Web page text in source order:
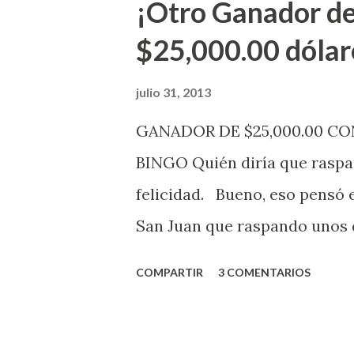
indicó López. Sobre el
mismo se continuará
jugadores podrán conocer
de la página electrónica de
¡Otro Ganador
$25,000.00
julio 31, 2013
GANADOR DE $25,000.00
BINGO Quién diría que
felicidad. Bueno, eso pensó
San Juan que raspando
COMPARTIR 3 COMENTARIOS